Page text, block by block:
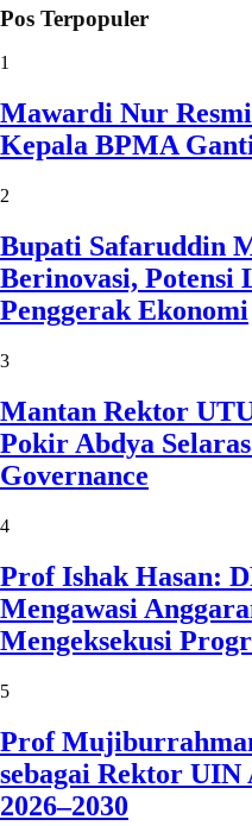
Pos Terpopuler
1
Mawardi Nur
Kepala BPMA
2
Bupati Safaruddin
Berinovasi, Potensi
Penggerak Ekonomi
3
Mantan Rektor
Pokir Abdya
Governance
4
Prof Ishak Hasan:
Mengawasi
Mengeksekusi
5
Prof
sebagai Rektor
2026–2030